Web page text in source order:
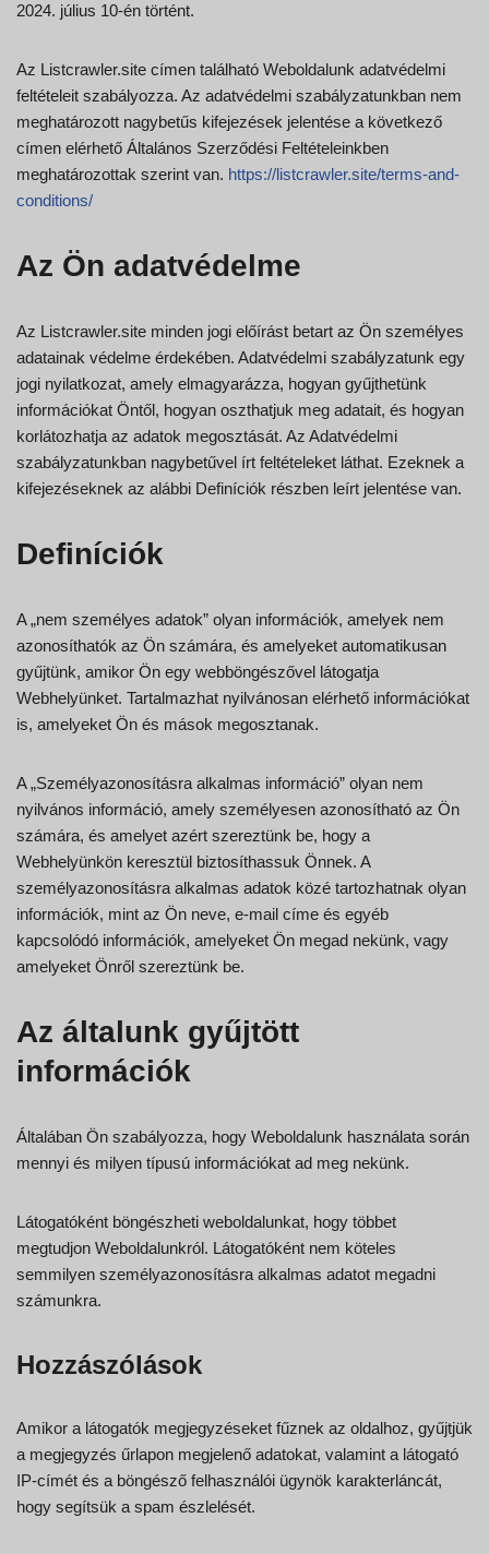
2024. július 10-én történt.
Az Listcrawler.site címen található Weboldalunk adatvédelmi
feltételeit szabályozza. Az adatvédelmi szabályzatunkban nem
meghatározott nagybetűs kifejezések jelentése a következő
címen elérhető Általános Szerződési Feltételeinkben
meghatározottak szerint van. https://listcrawler.site/terms-and-
conditions/
Az Ön adatvédelme
Az Listcrawler.site minden jogi előírást betart az Ön személyes
adatainak védelme érdekében. Adatvédelmi szabályzatunk egy
jogi nyilatkozat, amely elmagyarázza, hogyan gyűjthetünk
információkat Öntől, hogyan oszthatjuk meg adatait, és hogyan
korlátozhatja az adatok megosztását. Az Adatvédelmi
szabályzatunkban nagybetűvel írt feltételeket láthat. Ezeknek a
kifejezéseknek az alábbi Definíciók részben leírt jelentése van.
Definíciók
A „nem személyes adatok” olyan információk, amelyek nem
azonosíthatók az Ön számára, és amelyeket automatikusan
gyűjtünk, amikor Ön egy webböngészővel látogatja
Webhelyünket. Tartalmazhat nyilvánosan elérhető információkat
is, amelyeket Ön és mások megosztanak.
A „Személyazonosításra alkalmas információ” olyan nem
nyilvános információ, amely személyesen azonosítható az Ön
számára, és amelyet azért szereztünk be, hogy a
Webhelyünkön keresztül biztosíthassuk Önnek. A
személyazonosításra alkalmas adatok közé tartozhatnak olyan
információk, mint az Ön neve, e-mail címe és egyéb
kapcsolódó információk, amelyeket Ön megad nekünk, vagy
amelyeket Önről szereztünk be.
Az általunk gyűjtött
információk
Általában Ön szabályozza, hogy Weboldalunk használata során
mennyi és milyen típusú információkat ad meg nekünk.
Látogatóként böngészheti weboldalunkat, hogy többet
megtudjon Weboldalunkról. Látogatóként nem köteles
semmilyen személyazonosításra alkalmas adatot megadni
számunkra.
Hozzászólások
Amikor a látogatók megjegyzéseket fűznek az oldalhoz, gyűjtjük
a megjegyzés űrlapon megjelenő adatokat, valamint a látogató
IP-címét és a böngésző felhasználói ügynök karakterláncát,
hogy segítsük a spam észlelését.